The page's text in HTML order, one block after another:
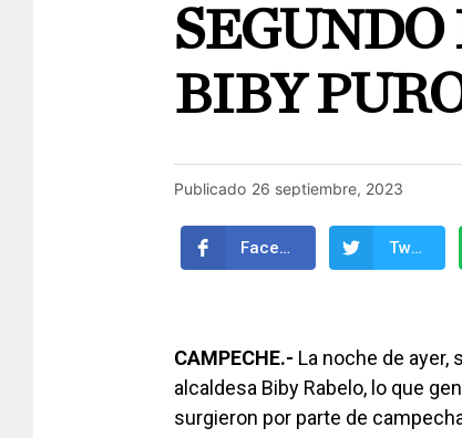
BIBY
Publicado 26 septiembre, 2023
Facebook Twitter
CAMPECHE.- La noche de ayer,
alcaldesa Biby Rabelo, lo que
surgieron por parte de